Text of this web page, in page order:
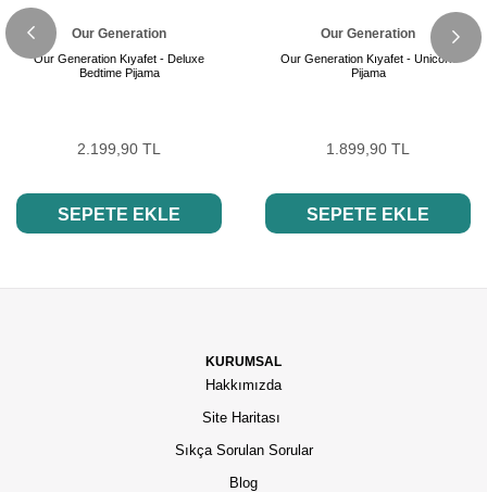
Our Generation
Our Generation Kıyafet - Deluxe
Bedtime Pijama
2.199,90 TL
SEPETE EKLE
Our Generation
Our Generation Kıyafet - Unicorn
Pijama
1.899,90 TL
SEPETE EKLE
KURUMSAL
Hakkımızda
Site Haritası
Sıkça Sorulan Sorular
Blog